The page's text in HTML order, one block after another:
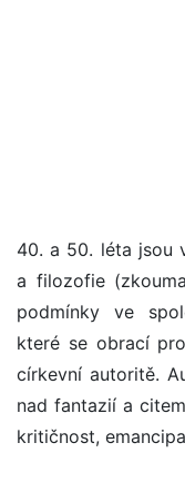
40. a 50. léta jsou
a filozofie
podmínky ve
které se obrací
církevní autoritě.
nad fantazií a
kritičnost,